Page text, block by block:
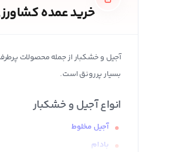
خرید عمده
آجیل و خشکبار از جمله محصولات
بسیار پررونق است.
انواع آجیل و خشکبار
آجیل مخلوط
بادام